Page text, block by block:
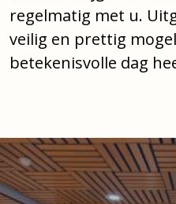
regelmatig met u.
veilig en prettig
betekenisvolle dag